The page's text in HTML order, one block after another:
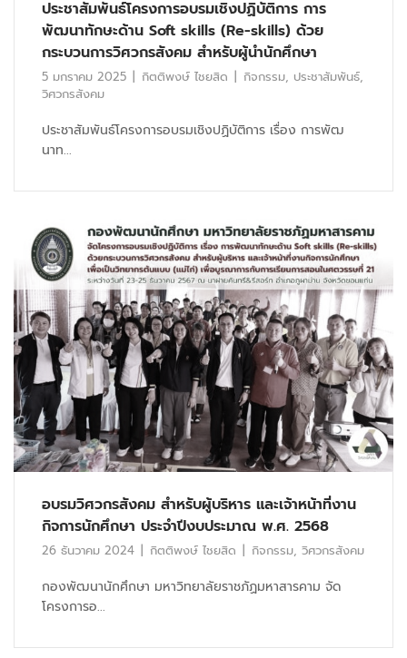
ประชาสัมพันธ์โครงการอบรมเชิงปฏิบัติการ การ
พัฒนาทักษะด้าน Soft skills (Re-skills) ด้วย
กระบวนการวิศวกรสังคม สำหรับผู้นำนักศึกษา
5 มกราคม 2025 กิตติพงษ์ ไชยสิด กิจกรรม, ประชาสัมพันธ์,
วิศวกรสังคม
ประชาสัมพันธ์โครงการอบรมเชิงปฏิบัติการ เรื่อง การพัฒ
นาท...
อบรมวิศวกรสังคม สำหรับผู้บริหาร และเจ้าหน้าที่งาน
กิจการนักศึกษา ประจำปีงบประมาณ พ.ศ. 2568
26 ธันวาคม 2024 กิตติพงษ์ ไชยสิด กิจกรรม, วิศวกรสังคม
กองพัฒนานักศึกษา มหาวิทยาลัยราชภัฏมหาสารคาม จัด
โครงการอ...